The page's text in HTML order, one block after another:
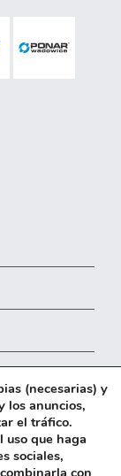
(necesarias) y
los anuncios,
el tráfico.
que haga
sociales,
con